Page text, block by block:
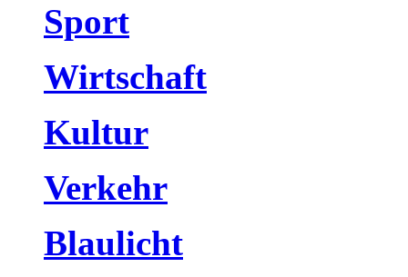
Sport
Wirtschaft
Kultur
Verkehr
Blaulicht